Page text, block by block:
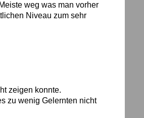
weg was man vorher
Niveau zum sehr
zeigen konnte.
zu wenig Gelernten nicht